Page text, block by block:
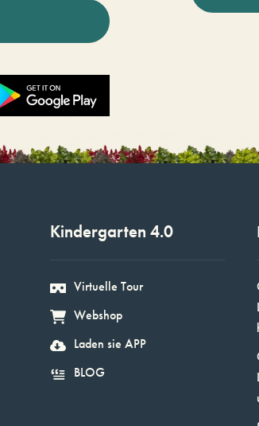
Kindergarten 4.0
Virtuelle Tour
Webshop
Laden sie APP
BLOG